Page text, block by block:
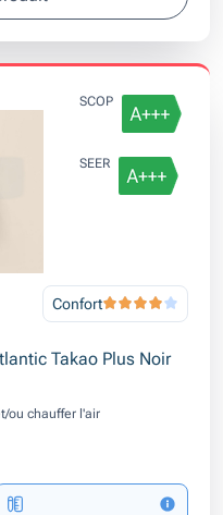
SCOP
SEER
Confort
Takao Plus Noir
ou chauffer l'air